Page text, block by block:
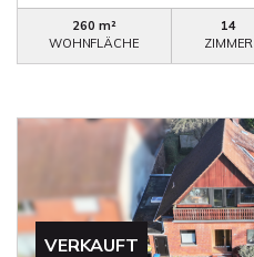
260 m²
WOHNFLÄCHE
14
ZIMMER
VERKAUFT